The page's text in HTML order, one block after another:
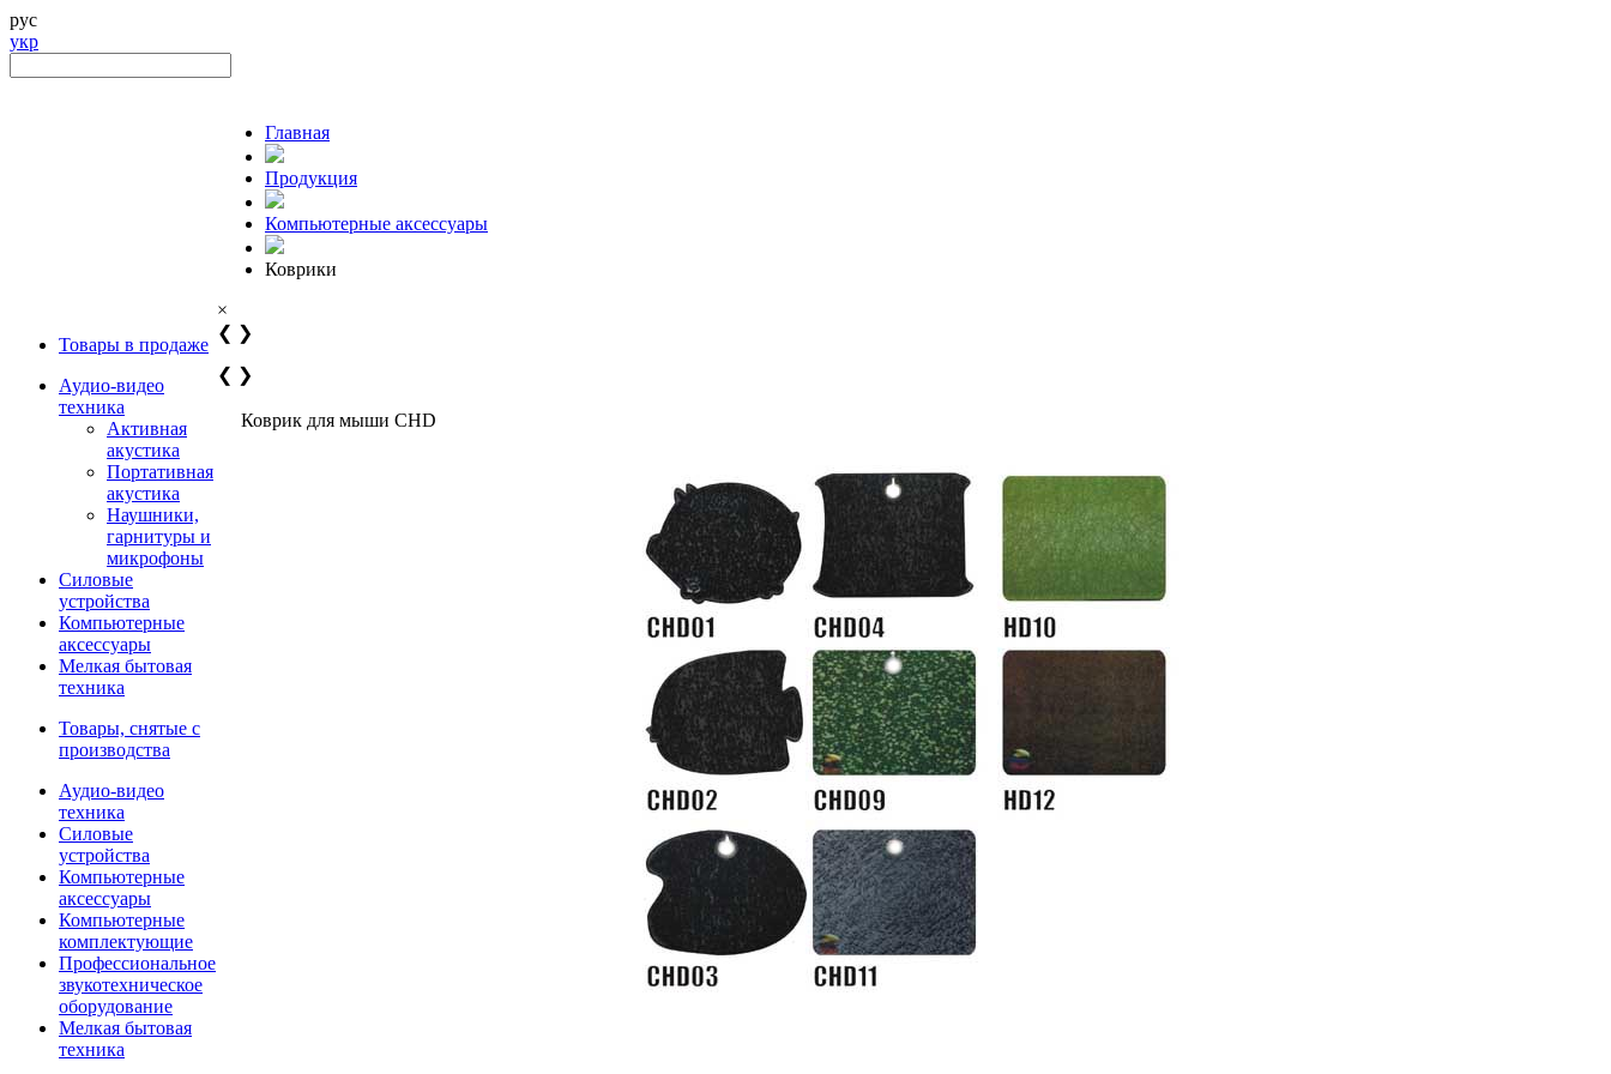
рус
укр
Товары в продаже
Аудио-видео
техника
Активная
акустика
Портативная
акустика
Наушники,
гарнитуры и
микрофоны
Силовые
устройства
Компьютерные
аксессуары
Мелкая бытовая
техника
Товары, снятые с
производства
Аудио-видео
техника
Силовые
устройства
Компьютерные
аксессуары
Компьютерные
комплектующие
Профессиональное
звукотехническое
оборудование
Мелкая бытовая
техника
Главная
Продукция
Компьютерные аксессуары
Коврики
×
❮ ❯
❮ ❯
Коврик для мыши CHD